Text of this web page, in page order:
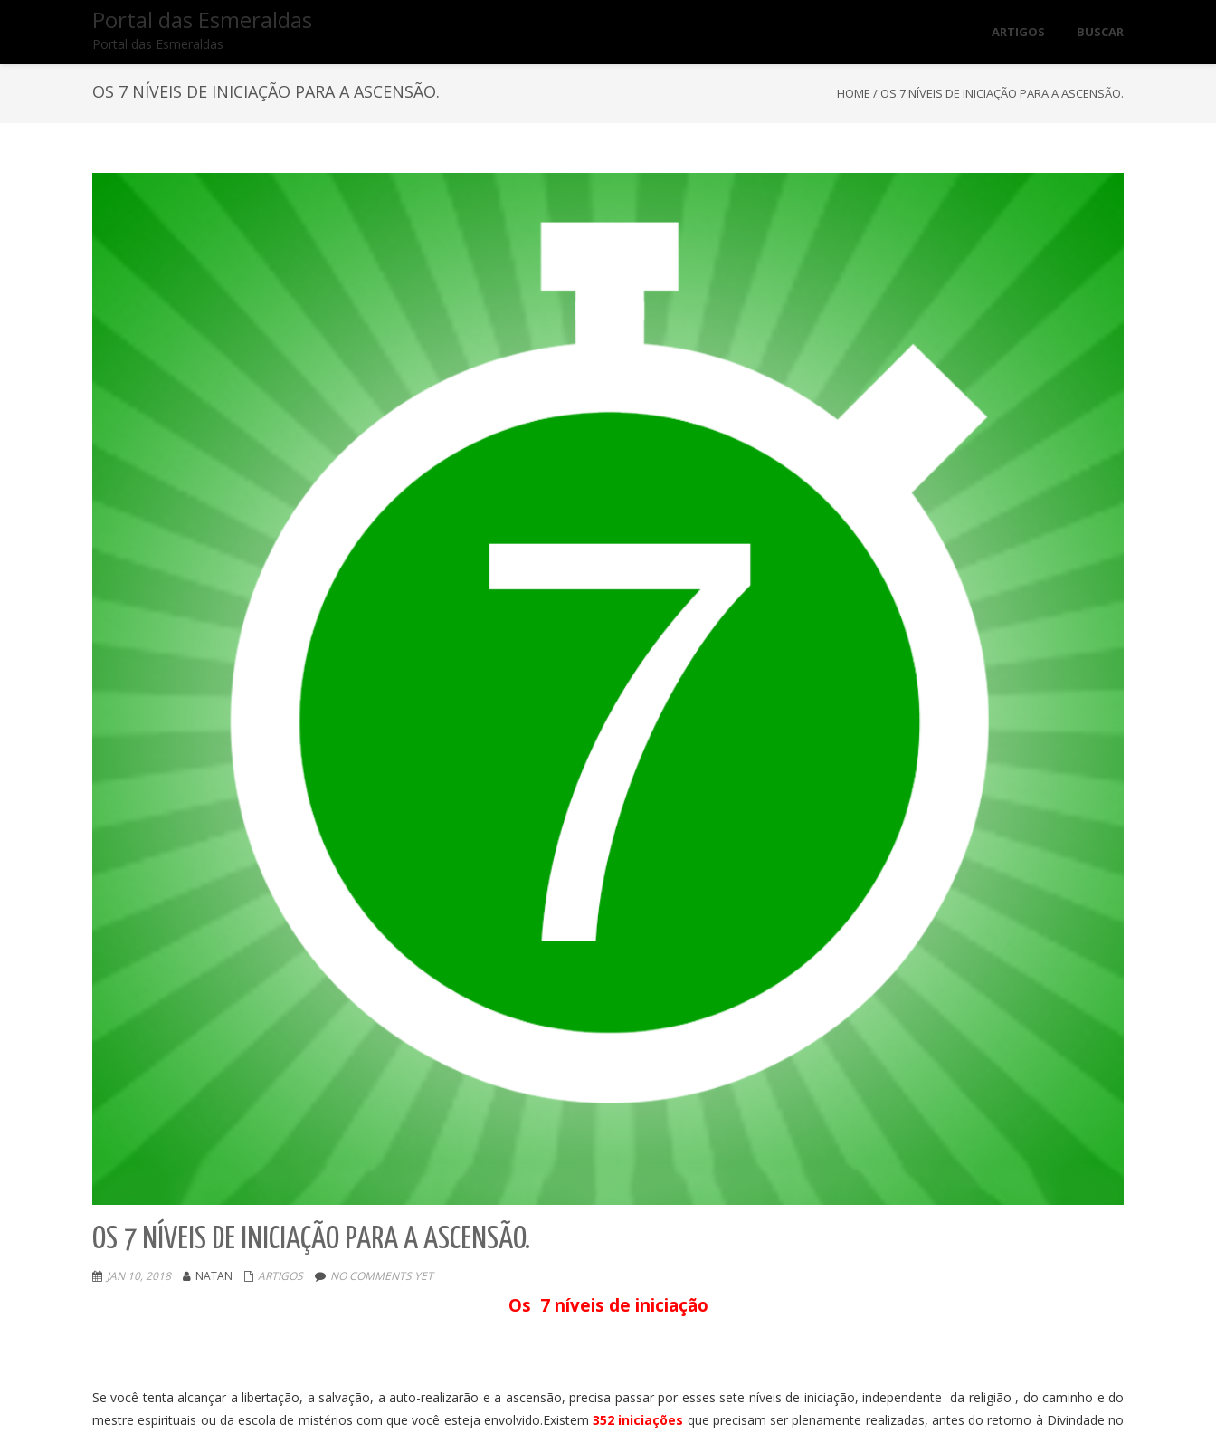
Portal das Esmeraldas
Portal das Esmeraldas
ARTIGOS BUSCAR
OS 7 NÍVEIS DE INICIAÇÃO PARA A ASCENSÃO. HOME / OS 7 NÍVEIS DE INICIAÇÃO PARA A ASCENSÃO.
OS 7 NÍVEIS DE INICIAÇÃO PARA A ASCENSÃO.
JAN 10, 2018 NATAN ARTIGOS NO COMMENTS YET
Os 7 níveis de iniciação
Se você tenta alcançar a libertação, a salvação, a auto-realizarão e a ascensão, precisa passar por esses sete níveis de iniciação, independente da religião , do caminho e do
mestre espirituais ou da escola de mistérios com que você esteja envolvido.Existem 352 iniciações que precisam ser plenamente realizadas, antes do retorno à Divindade no